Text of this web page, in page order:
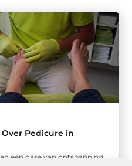
Pedicure in
een oase van ontspanning